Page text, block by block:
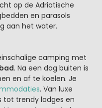
op de Adriatische
en parasols
aan het water.
camping met
. Na een dag buiten is
en af te koelen. Je
. Van luxe
tot trendy lodges en